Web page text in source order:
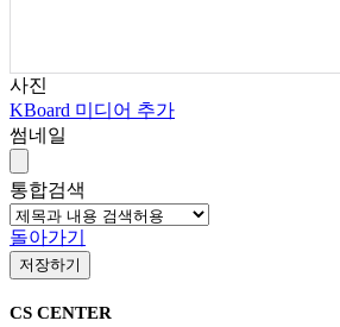
사진
KBoard 미디어 추가
썸네일
통합검색
돌아가기
저장하기
CS CENTER